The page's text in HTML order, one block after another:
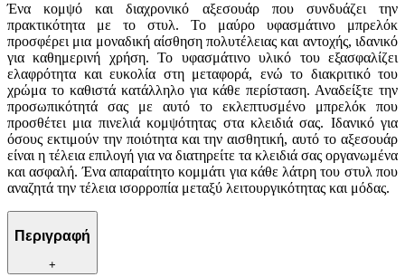
Ένα κομψό και διαχρονικό αξεσουάρ που συνδυάζει την
πρακτικότητα με το στυλ. Το μαύρο υφασμάτινο μπρελόκ
προσφέρει μια μοναδική αίσθηση πολυτέλειας και αντοχής, ιδανικό
για καθημερινή χρήση. Το υφασμάτινο υλικό του εξασφαλίζει
ελαφρότητα και ευκολία στη μεταφορά, ενώ το διακριτικό του
χρώμα το καθιστά κατάλληλο για κάθε περίσταση. Αναδείξτε την
προσωπικότητά σας με αυτό το εκλεπτυσμένο μπρελόκ που
προσθέτει μια πινελιά κομψότητας στα κλειδιά σας. Ιδανικό για
όσους εκτιμούν την ποιότητα και την αισθητική, αυτό το αξεσουάρ
είναι η τέλεια επιλογή για να διατηρείτε τα κλειδιά σας οργανωμένα
και ασφαλή. Ένα απαραίτητο κομμάτι για κάθε λάτρη του στυλ που
αναζητά την τέλεια ισορροπία μεταξύ λειτουργικότητας και μόδας.
Περιγραφή
+